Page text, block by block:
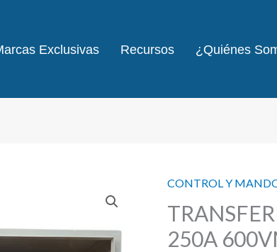
Exclusivas Recursos ¿Quiénes
CONTROL Y
250A